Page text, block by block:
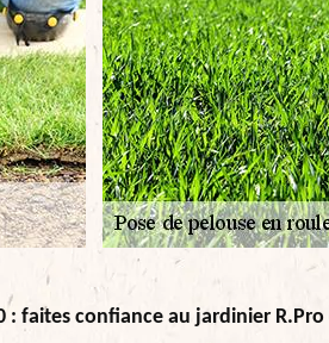
: faites confiance au jardinier R.Pro